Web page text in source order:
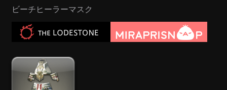
ビーチヒーラーマスク